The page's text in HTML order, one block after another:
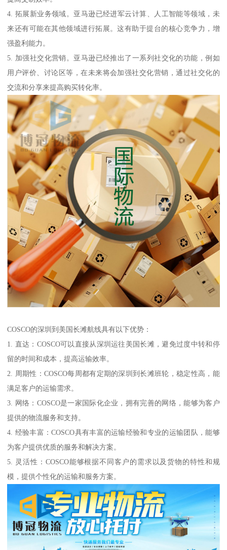
4. 拓展新业务领域。亚马逊已经进军云计算、人工智能等领域，未
来还有可能在其他领域进行拓展。这有助于提台的核心竞争力，增
强盈利能力。
5. 加强社交化营销。亚马逊已经推出了一系列社交化的功能，例如
用户评价、讨论区等，在未来将会加强社交化营销，通过社交化的
交流和分享来提高购买转化率。
COSCO的深圳到美国长滩航线具有以下优势：
1. 直达：COSCO可以直接从深圳运往美国长滩，避免过度中转和停
留的时间和成本，提高运输效率。
2. 周期性：COSCO每周都有定期的深圳到长滩班轮，稳定性高，能
满足客户的运输需求。
3. 网络：COSCO是一家国际化企业，拥有完善的网络，能够为客户
提供的物流服务和支持。
4. 经验丰富：COSCO具有丰富的运输经验和专业的运输团队，能够
为客户提供优质的服务和解决方案。
5. 灵活性：COSCO能够根据不同客户的需求以及货物的特性和规
模，提供个性化的运输和服务方案。